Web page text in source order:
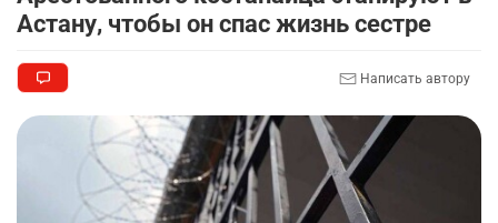
Астану, чтобы он спас жизнь сестре
Написать автору